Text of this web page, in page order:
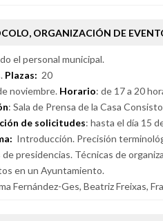
ORGANIZACIÓN DE
el personal municipal.
Plazas: 20
noviembre. Horario: de 17 a 20
: Sala de Prensa de la Casa
de solicitudes: hasta el día 15
Introducción. Precisión
presidencias. Técnicas de
en un Ayuntamiento.
Fernández-Ges, Beatriz Freixas,